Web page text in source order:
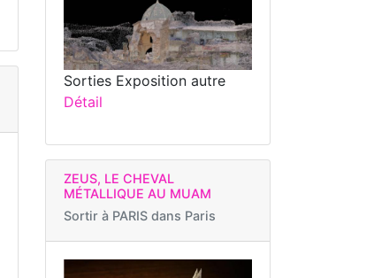
Sorties Exposition autre
Détail
ZEUS, LE CHEVAL
MÉTALLIQUE AU MUAM
Sortir à PARIS dans Paris